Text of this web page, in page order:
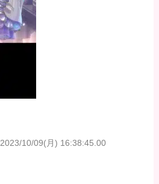
2023/10/09(月) 16:38:45.00